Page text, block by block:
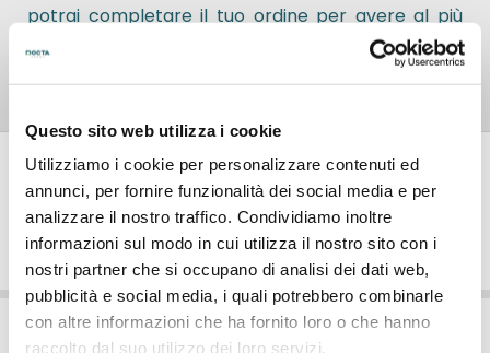
Questo sito web utilizza i cookie
Utilizziamo i cookie per personalizzare contenuti ed
annunci, per fornire funzionalità dei social media e per
analizzare il nostro traffico. Condividiamo inoltre
informazioni sul modo in cui utilizza il nostro sito con i
nostri partner che si occupano di analisi dei dati web,
pubblicità e social media, i quali potrebbero combinarle
con altre informazioni che ha fornito loro o che hanno
raccolto dal suo utilizzo dei loro servizi.
potrai completare il tuo ordine per avere al più
presto a casa tua, in ufficio o dove vorrai il tuo
prodotto personalizzato.
Recensioni
FAQ